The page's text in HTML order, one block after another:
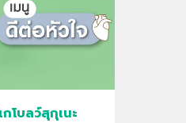
กโบลว์สุกุเนะ